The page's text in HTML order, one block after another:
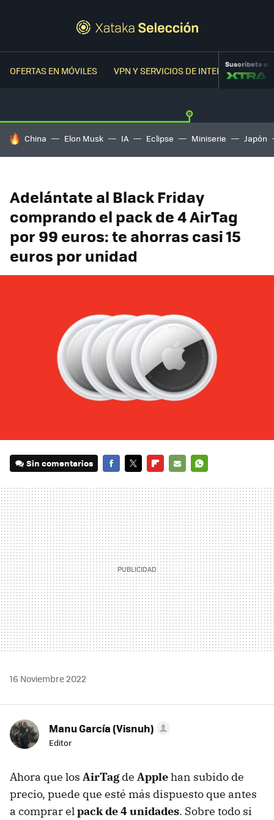
OFERTAS EN MÓVILES VPN Y SERVICIOS DE INTERNETSuscríbete a
HOY SE HABLA DE
China Elon Musk IA Eclipse Miniserie Japón
Adelántate al Black Friday
comprando el pack de 4 AirTag
por 99 euros: te ahorras casi 15
euros por unidad
Sin comentarios
MAIL
16 Noviembre 2022
Manu García (Visnuh)
Editor
Ahora que los AirTagde Applehan subido de
precio, puede que esté más dispuesto que antes
a comprar elpack de 4 unidades. Sobre todo si